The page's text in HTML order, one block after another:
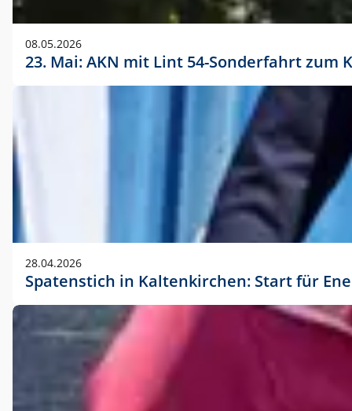
08.05.2026
23. Mai: AKN mit Lint 54-Sonderfahrt
28.04.2026
Spatenstich in Kaltenkirchen: Start für